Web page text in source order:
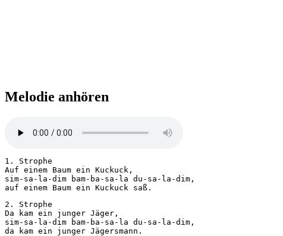
Melodie anhören
1. Strophe
Auf einem Baum ein Kuckuck,
sim-sa-la-dim bam-ba-sa-la du-sa-la-dim,
auf einem Baum ein Kuckuck saß.
2. Strophe
Da kam ein junger Jäger,
sim-sa-la-dim bam-ba-sa-la du-sa-la-dim,
da kam ein junger Jägersmann.